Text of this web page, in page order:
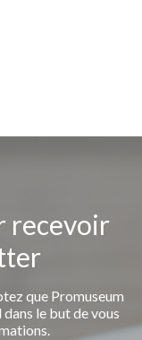
recevoir
que Promuseum
le but de vous